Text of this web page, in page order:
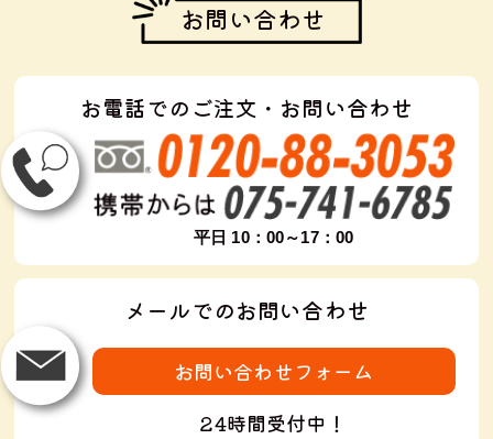
お問い合わせ
お電話でのご注文・お問い合わせ
平日 10：00～17：00
メールでのお問い合わせ
お問い合わせフォーム
24時間受付中！